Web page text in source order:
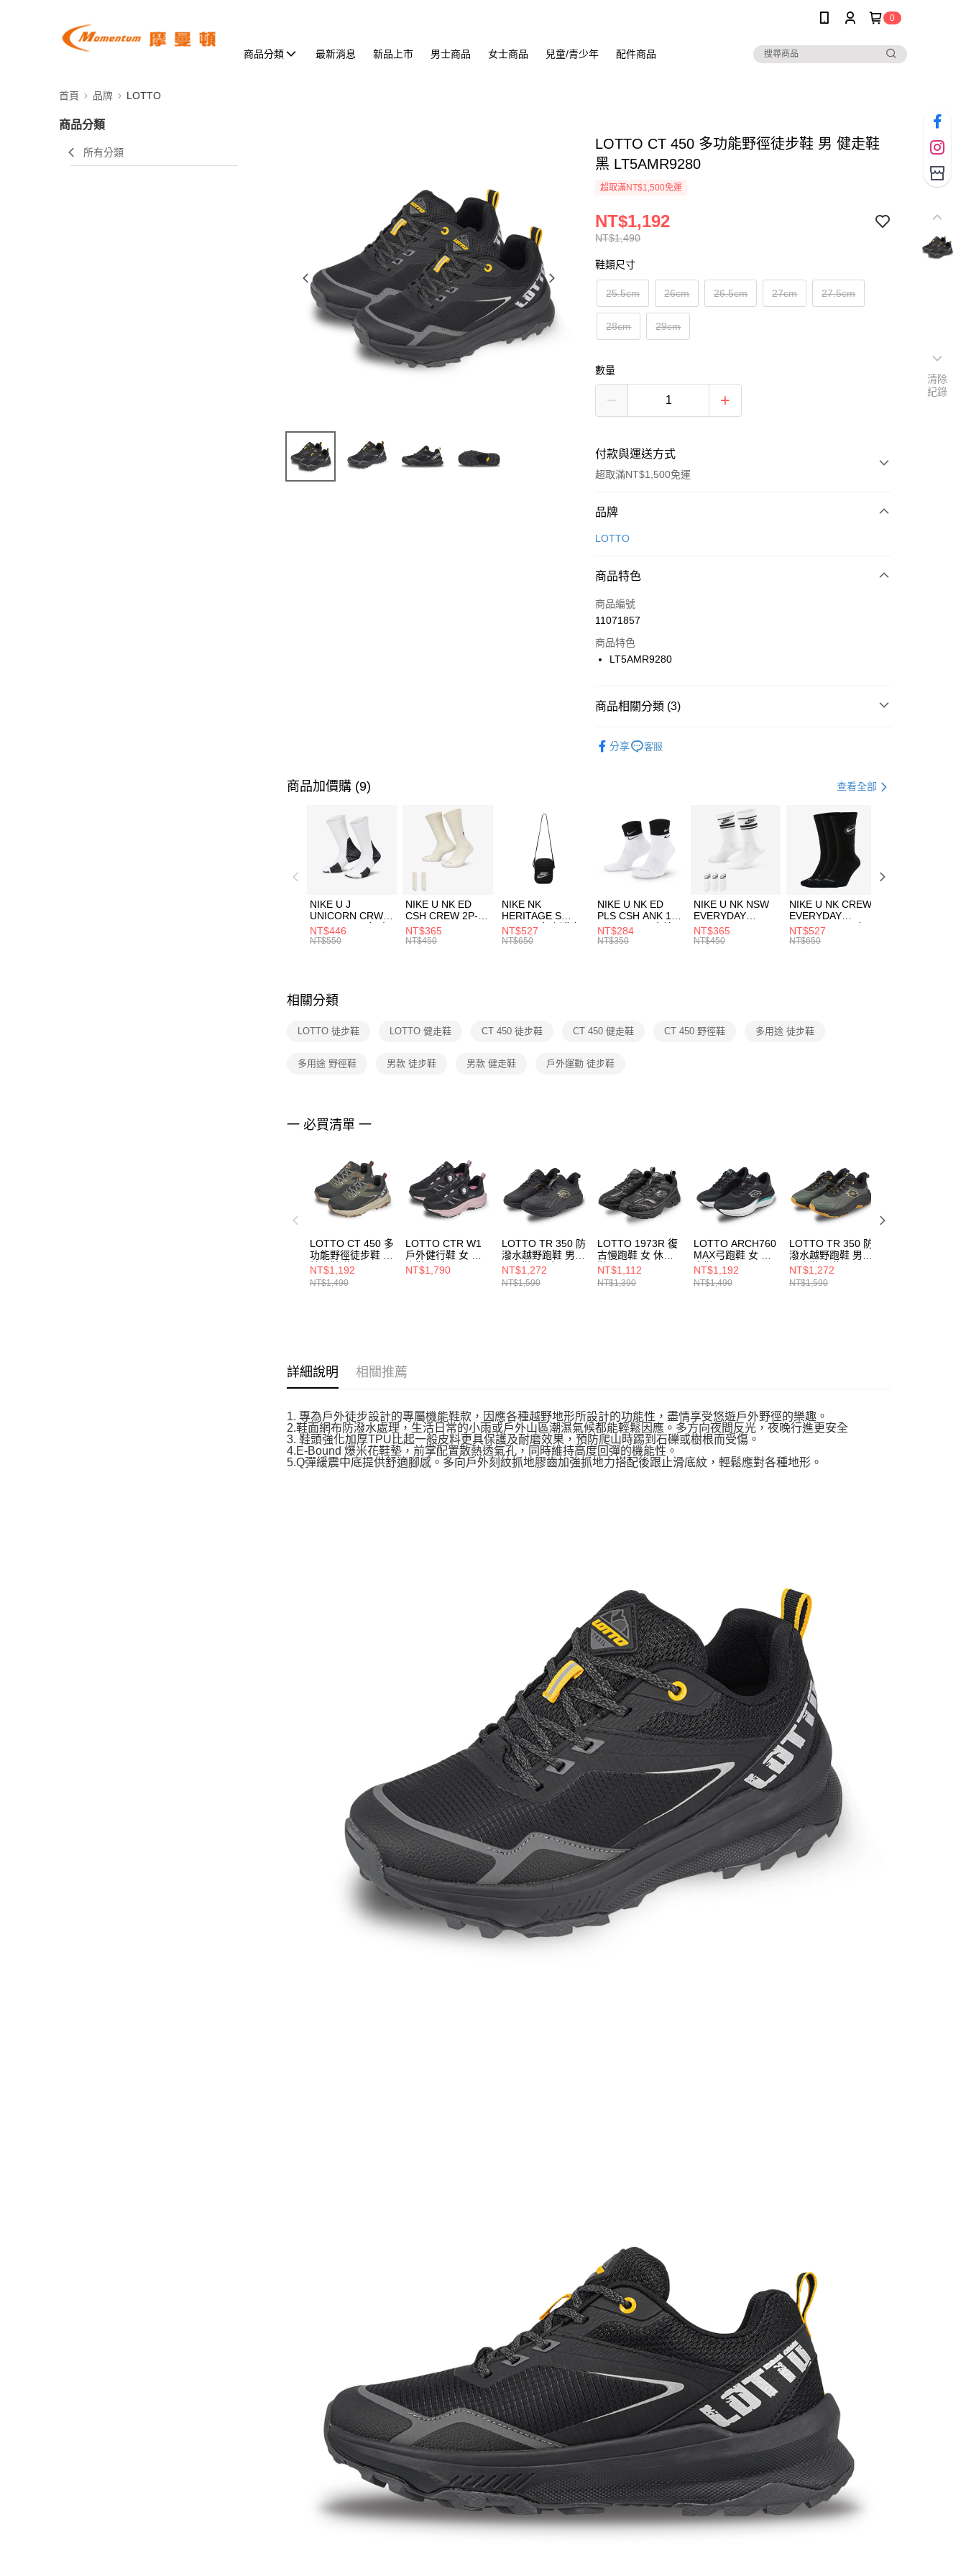
0
商品分類 最新消息 新品上市 男士商品 女士商品 兒童/青少年 配件商品
首頁 品牌 LOTTO
商品分類
所有分類
LOTTO CT 450 多功能野徑徒步鞋 男 健走鞋
黑 LT5AMR9280
超取滿NT$1,500免運
NT$1,490
NT$1,192
鞋類尺寸
25.5cm 26cm 26.5cm 27cm 27.5cm
28cm 29cm
數量
付款與運送方式
超取滿NT$1,500免運
付款方式
信用卡一次付款
合作金庫商業銀行
華南商業銀行
上海商業儲蓄銀行
國泰世華商業銀行
聯邦商業銀行
台新國際商業銀行
LINE Pay
Apple Pay
【關於「AFTEE先享後付」】
３．安心：先確認商品／服務後，再付款。
【「AFTEE先享後付」結帳流程】
１．於結帳方式選擇「AFTEE先享後付」後，將跳轉至「AFTEE先享後
付」結帳頁面，進行簡訊認證並確認金額後，即可完成結帳。
２．訂單成立數日內，您將收到繳費通知簡訊。
３．收到繳費通知簡訊後14天內，點擊此簡訊中的連結，可透過四大超商
／ATM／網路銀行／等多元方式進行付款，方視為交易完成。
※ 請注意：結帳手續完成當下不需立刻繳費，但若您需要取消訂單，請聯
絡購買商品的店家。未經商家同意取消之訂單仍視為有效，需透過AFTEE
先享後付繳納相關費用。
１．透過由恩沛科技股份有限公司提供之「AFTEE先享後付」服務完成之
交易，需依本服務之必要範圍內提供個人資料，並將交易相關給付款項請
２．關於個人資料處理事宜，請瀏覽以下網址：
５．嚴禁一人註冊多個帳號或使用他人資訊註冊。若發現惡意使用之情
形，恩沛科技股份有限公司將有權停止該用戶之使用額度並採取法律行
動。
每筆NT$100，滿NT$1,500(含以上)免運費
每筆NT$100，滿NT$1,500(含以上)免運費
付款後門市自取
每筆NT$100，滿NT$1,500(含以上)免運費
品牌
LOTTO
商品特色
商品編號
11071857
商品特色
LT5AMR9280
商品相關分類 (3)
分享 客服
商品加價購 (9) 查看全部
NIKE U J
UNICORN CRW
1PR -160 男女 中
統襪 FZ3393100
NT$446
NT$550
NIKE U NK ED
CSH CREW 2P-
144 EMBRDY 男
女 短統襪
NT$365
NT$450
NIKE NK
HERITAGE S
SMIT 男女 側背包
BA5871010
NT$527
NT$650
NIKE U NK ED
PLS CSH ANK 1P
144 DBL 男 中統
襪 DH4058104
NT$284
NT$350
NIKE U NK NSW
EVERYDAY
ESSENTIAL CR
男女 短統襪
NT$365
NT$450
NIKE U NK CREW
EVERYDAY
BBALL 3PR 男女
長統襪
NT$527
NT$650
相關分類
LOTTO 徒步鞋 LOTTO 健走鞋 CT 450 徒步鞋 CT 450 健走鞋 CT 450 野徑鞋 多用途 徒步鞋
多用途 野徑鞋 男款 徒步鞋 男款 健走鞋 戶外運動 徒步鞋
一 必買清單 一
LOTTO CT 450 多
功能野徑徒步鞋 男
健走鞋 綠
LT5AMR9285
NT$1,192
NT$1,490
LOTTO CTR W1
戶外健行鞋 女 健
走鞋 黑/粉
LT5AWR9260
NT$1,790
LOTTO TR 350 防
潑水越野跑鞋 男
野跑鞋 黑/金
LT5AMR9490
NT$1,272
NT$1,590
LOTTO 1973R 復
古慢跑鞋 女 休閒
鞋 黑
LT5AWR9760
NT$1,112
NT$1,390
LOTTO ARCH760
MAX弓跑鞋 女 跑
步鞋 黑
LT5AWR9570
NT$1,192
NT$1,490
LOTTO TR 350 防
潑水越野跑鞋 男
野跑鞋 軍綠/黑
LT5AMR9495
NT$1,272
NT$1,590
詳細說明 相關推薦
1. 專為戶外徒步設計的專屬機能鞋款，因應各種越野地形所設計的功能性，盡情享受悠遊戶外野徑的樂趣。
2.鞋面網布防潑水處理，生活日常的小雨或戶外山區潮濕氣候都能輕鬆因應。多方向夜間反光，夜晚行進更安全
3. 鞋頭強化加厚TPU比起一般皮料更具保護及耐磨效果，預防爬山時踢到石礫或樹根而受傷。
4.E-Bound 爆米花鞋墊，前掌配置散熱透氣孔，同時維持高度回彈的機能性。
5.Q彈緩震中底提供舒適腳感。多向戶外刻紋抓地膠齒加強抓地力搭配後跟止滑底紋，輕鬆應對各種地形。
清除
紀錄